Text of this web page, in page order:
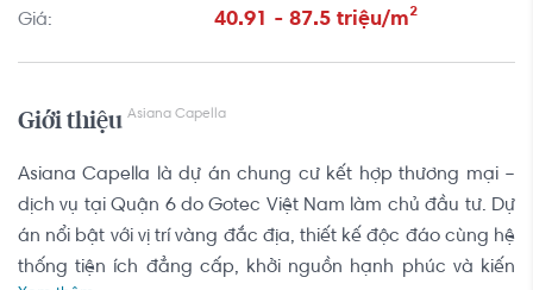
Giá:
40.91 - 87.5 triệu/m²
Giới thiệu Asiana Capella
Asiana Capella là dự án chung cư kết hợp thương mại –
dịch vụ tại Quận 6 do Gotec Việt Nam làm chủ đầu tư. Dự
án nổi bật với vị trí vàng đắc địa, thiết kế độc đáo cùng hệ
thống tiện ích đẳng cấp, khởi nguồn hạnh phúc và kiến